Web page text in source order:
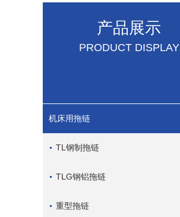
产品展示
PRODUCT DISPLAY
机床用拖链
TL钢制拖链
TLG钢铝拖链
重型拖链